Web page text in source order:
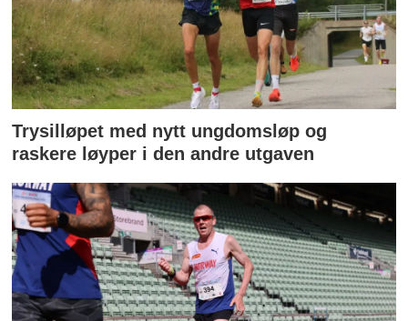
Trysilløpet med nytt ungdomsløp og
raskere løyper i den andre utgaven